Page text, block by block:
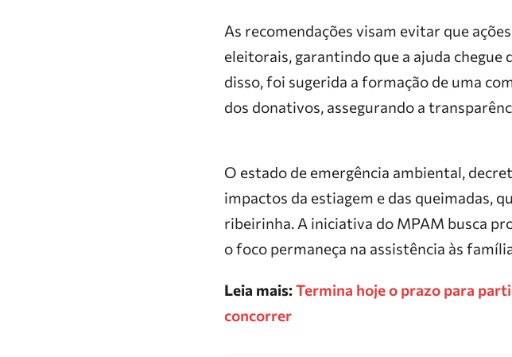
As recomendações visam evitar que
eleitorais, garantindo que a ajuda
disso, foi sugerida a formação de uma
dos donativos, assegurando a
O estado de emergência ambiental,
impactos da estiagem e das queimadas,
ribeirinha. A iniciativa do MPAM busca
o foco permaneça na assistência às
Leia mais:Termina hoje o prazo para
concorrer